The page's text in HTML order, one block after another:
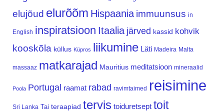
elujõud elurõõm Hispaania immuunsus in
English inspiratsioon Itaalia järved kassid kohvik
kooskõla küllus Küpros liikumine Läti Madeira Malta
massaaz matkarajad Mauritius meditatsioon mineraalid
Poola Portugal raamat rabad ravimtaimed reisimine
Sri Lanka Tai teraapiad tervis toiduretsept toit